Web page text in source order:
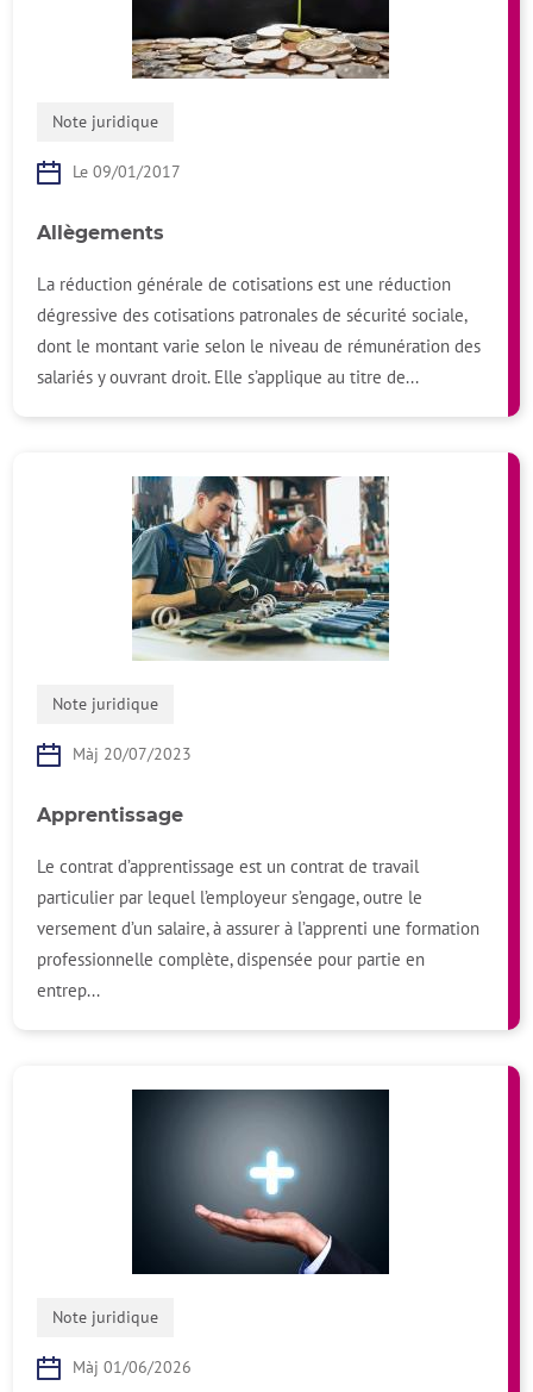
Note juridique
Le 09/01/2017
Allègements
La réduction générale de cotisations est une réduction
dégressive des cotisations patronales de sécurité sociale,
dont le montant varie selon le niveau de rémunération des
salariés y ouvrant droit. Elle s’applique au titre de...
Note juridique
Màj 20/07/2023
Apprentissage
Le contrat d’apprentissage est un contrat de travail
particulier par lequel l’employeur s’engage, outre le
versement d’un salaire, à assurer à l’apprenti une formation
professionnelle complète, dispensée pour partie en
entrep...
Note juridique
Màj 01/06/2026